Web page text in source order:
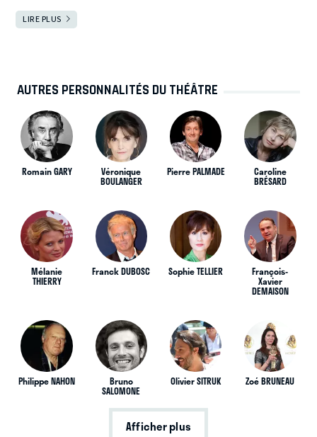
LIRE PLUS
AUTRES PERSONNALITÉS DU THÉÂTRE
Romain GARY Véronique
BOULANGER
Pierre PALMADE Caroline
BRÉSARD
Mélanie
THIERRY
Franck DUBOSC Sophie TELLIER François-
Xavier
DEMAISON
Philippe NAHON Bruno
SALOMONE
Olivier SITRUK Zoé BRUNEAU
Afficher plus